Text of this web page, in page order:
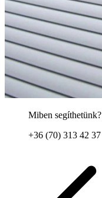
Miben segíthetünk?
+36 (70) 313 42 37